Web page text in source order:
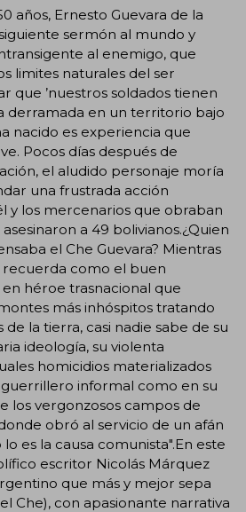
años, Ernesto Guevara de la
sermón al mundo y
al enemigo, que
limites naturales del ser
que ’nuestros soldados tienen
derramada en un territorio bajo
nacido es experiencia que
Pocos días después de
el aludido personaje moría
una frustrada acción
y los mercenarios que obraban
a 49 bolivianos.¿Quien
el Che Guevara? Mientras
como el buen
héroe trasnacional que
más inhóspitos tratando
la tierra, casi nadie sabe de su
ideología, su violenta
homicidios materializados
informal como en su
los vergonzosos campos de
obró al servicio de un afán
es la causa comunista".En este
escritor Nicolás Márquez
que más y mejor sepa
Che), con apasionante narrativa